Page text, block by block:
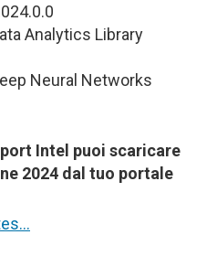
Analytics Library
Neural Networks
Intel puoi scaricare
2024 dal tuo portale